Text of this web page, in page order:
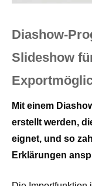
Diashow-
Slideshow
Mit einem
erstellt werden,
eignet, und so
Erklärungen